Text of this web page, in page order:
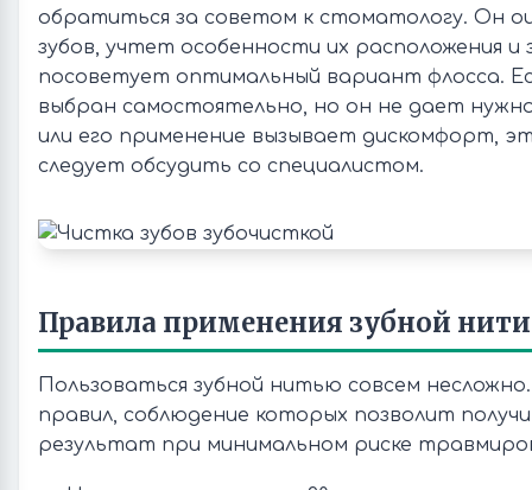
обратиться за советом к стоматологу. Он
зубов, учтет особенности их расположения и
посоветует оптимальный вариант флосса.
выбран самостоятельно, но он не дает
или его применение вызывает дискомфорт,
следует обсудить со специалистом.
Правила применения зубной нити
Пользоваться зубной нитью совсем
правил, соблюдение которых позволит
результат при минимальном риске